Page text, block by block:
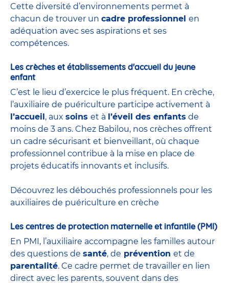
Cette diversité d’environnements permet à
chacun de trouver un cadre professionnel en
adéquation avec ses aspirations et ses
compétences.
Les crèches et établissements d'accueil du jeune
enfant
C’est le lieu d’exercice le plus fréquent. En crèche,
l’auxiliaire de puériculture participe activement à
l’accueil , aux soins et à l’éveil des enfants de
moins de 3 ans. Chez Babilou, nos crèches offrent
un cadre sécurisant et bienveillant, où chaque
professionnel contribue à la mise en place de
projets éducatifs innovants et inclusifs.
Découvrez les débouchés professionnels pour les
auxiliaires de puériculture en crèche
Les centres de protection maternelle et infantile (PMI)
En PMI, l’auxiliaire accompagne les familles autour
des questions de santé, de prévention et de
parentalité. Ce cadre permet de travailler en lien
direct avec les parents, souvent dans des